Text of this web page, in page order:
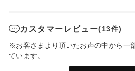
カスタマーレビュー(13件)
※お客さまより頂いたお声の中から一
ています。